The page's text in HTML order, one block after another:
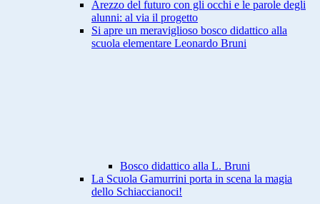
Arezzo del futuro con gli occhi e le parole degli
alunni: al via il progetto
Si apre un meraviglioso bosco didattico alla
scuola elementare Leonardo Bruni
Bosco didattico alla L. Bruni
La Scuola Gamurrini porta in scena la magia
dello Schiaccianoci!